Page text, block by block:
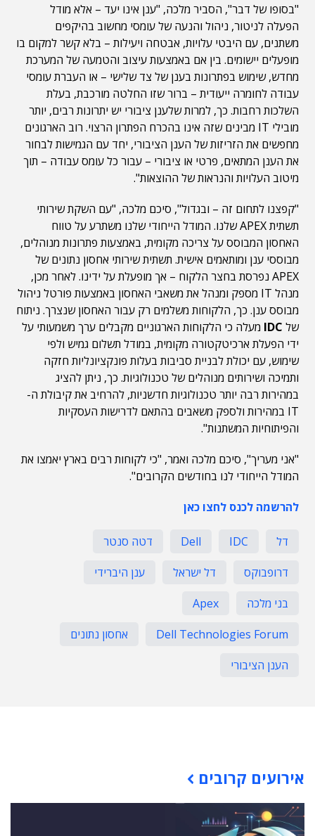
"בסופו של דבר", הסביר מלכה, "ענן אינו יעד – אלא מודל
הפעלה לניטור, ניהול והנעה של עומסי מחשוב בהיקפים
משתנים, עם היבטי עלויות, אבטחה ויעילות – בלא קשר למקום בו
מופעלים יישומים. בין אם באמצעות עיצוב והטמעה של המערכת
מחדש, שימוש בפתרונות בענן של צד שלישי – או העברת עומסי
עבודה לחומרה ייעודית – ברור שזו החלטה מורכבת, בעלת
השלכות רחבות. כך, למרות שלענן ציבורי יש יתרונות רבים, יותר
מובילי IT מבינים שזה אינו בהכרח הפתרון הרצוי. רוב הארגונים
מחפשים את הזריזות של הענן הציבורי, יחד עם הגמישות לבחור
את הענן המתאים, פרטי או ציבורי – עבור כל עומס עבודה – תוך
מיטוב העלויות והנראות של ההוצאות".
"קפצנו לתחום זה – ובגדול", סיכם מלכה, "עם השקת שירותי
תשתית APEX שלנו. המודל הייחודי שלנו משתרע על טווח
האחסון המבוסס על צריכה מקומית, באמצעות פתרונות מנוהלים,
מבוססי ענן ומותאמים אישית. תשתית שירותי אחסון נתונים של
APEX נפרסת בחצר הלקוח – אך מופעלת על ידינו. לאחר מכן,
מנהל IT מספק ומנהל את משאבי האחסון באמצעות פורטל ניהול
מבוסס ענן. כך, הלקוחות משלמים רק עבור האחסון שנצרך. ניתוח
של IDC מעלה כי הלקוחות הארגוניים מקבלים ערך משמעותי על
ידי הפעלת ארכיטקטורה מקומית, במודל תשלום גמיש ולפי
שימוש, עם יכולת לבניית סביבות בעלות פונקציונליות חזקה
ותמיכה ושירותים מנוהלים של טכנולוגיות. כך, ניתן להציג
במהירות רבה יותר טכנולוגיות חדשניות, להרחיב את קיבולת ה-
IT במהירות ולספק משאבים בהתאם לדרישות העסקיות
והפיתוחיות המשתנות".
"אני מעריך", סיכם מלכה ואמר, "כי לקוחות רבים בארץ יאמצו את
המודל הייחודי לנו בחודשים הקרובים".
להרשמה לכנס לחצו כאן
דל IDC
Dell
דטה סנטר
דרופבוקס
דל ישראל
ענן היברידי
בני מלכה
Apex
Dell Technologies Forum
אחסון נתונים
הענן הציבורי
אירועים קרובים